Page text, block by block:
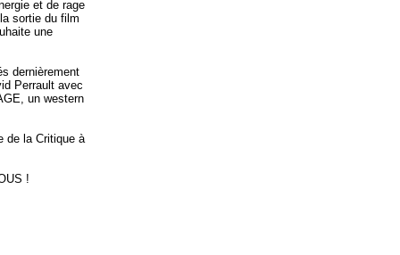
et de rage
sortie du film
une
dernièrement
Perrault avec
un western
de la Critique à
!